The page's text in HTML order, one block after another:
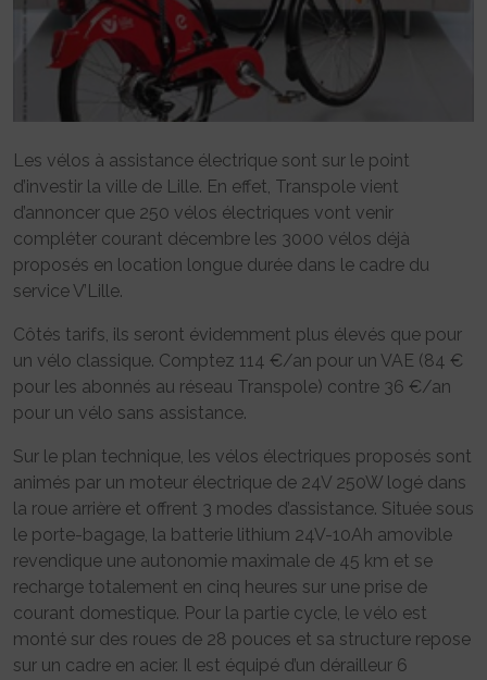
Les vélos à assistance électrique sont sur le point
d’investir la ville de Lille. En effet, Transpole vient
d’annoncer que 250 vélos électriques vont venir
compléter courant décembre les 3000 vélos déjà
proposés en location longue durée dans le cadre du
service V’Lille.
Côtés tarifs, ils seront évidemment plus élevés que pour
un vélo classique. Comptez 114 €/an pour un VAE (84 €
pour les abonnés au réseau Transpole) contre 36 €/an
pour un vélo sans assistance.
Sur le plan technique, les vélos électriques proposés sont
animés par un moteur électrique de 24V 250W logé dans
la roue arrière et offrent 3 modes d’assistance. Située sous
le porte-bagage, la batterie lithium 24V-10Ah amovible
revendique une autonomie maximale de 45 km et se
recharge totalement en cinq heures sur une prise de
courant domestique. Pour la partie cycle, le vélo est
monté sur des roues de 28 pouces et sa structure repose
sur un cadre en acier. Il est équipé d’un dérailleur 6